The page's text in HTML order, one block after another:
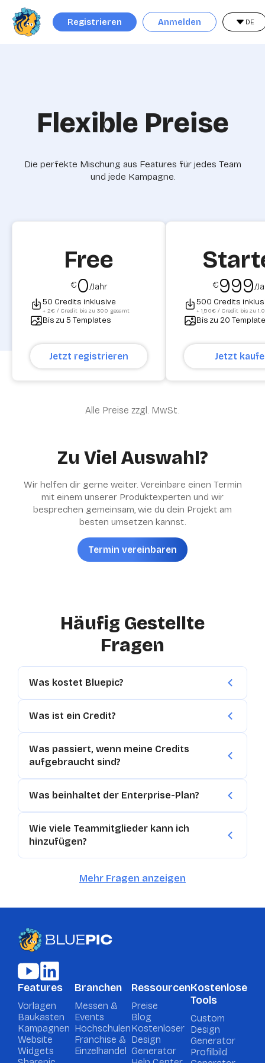
Registrieren Anmelden DE
Flexible Preise
Die perfekte Mischung aus Features für jedes Team
und jede Kampagne.
Free
€0/Jahr
50 Credits inklusive
+ 2€ / Credit bis zu 300 gesamt
Bis zu 5 Templates
Jetzt registrieren
€999/
500 Credits
+ 1,50€ / Credit bis zu
Bis zu 20
Jetzt
Alle Preise zzgl. MwSt.
Zu Viel Auswahl?
Wir helfen dir gerne weiter. Vereinbare einen Termin
mit einem unserer Produktexperten und wir
besprechen gemeinsam, wie du dein Projekt am
besten umsetzen kannst.
Termin vereinbaren
Häufig Gestellte
Fragen
Was kostet Bluepic?
Was ist ein Credit?
Was passiert, wenn meine Credits
aufgebraucht sind?
Was beinhaltet der Enterprise-Plan?
Wie viele Teammitglieder kann ich
hinzufügen?
Mehr Fragen anzeigen
Features
Vorlagen
Baukasten
Kampagnen
Website
Widgets
Branchen
Messen &
Events
Hochschulen
Franchise &
Einzelhandel
Ressourcen
Preise
Blog
Kostenloser
Design
Generator
Kostenlose
Tools
Custom
Design
Generator
Profilbild